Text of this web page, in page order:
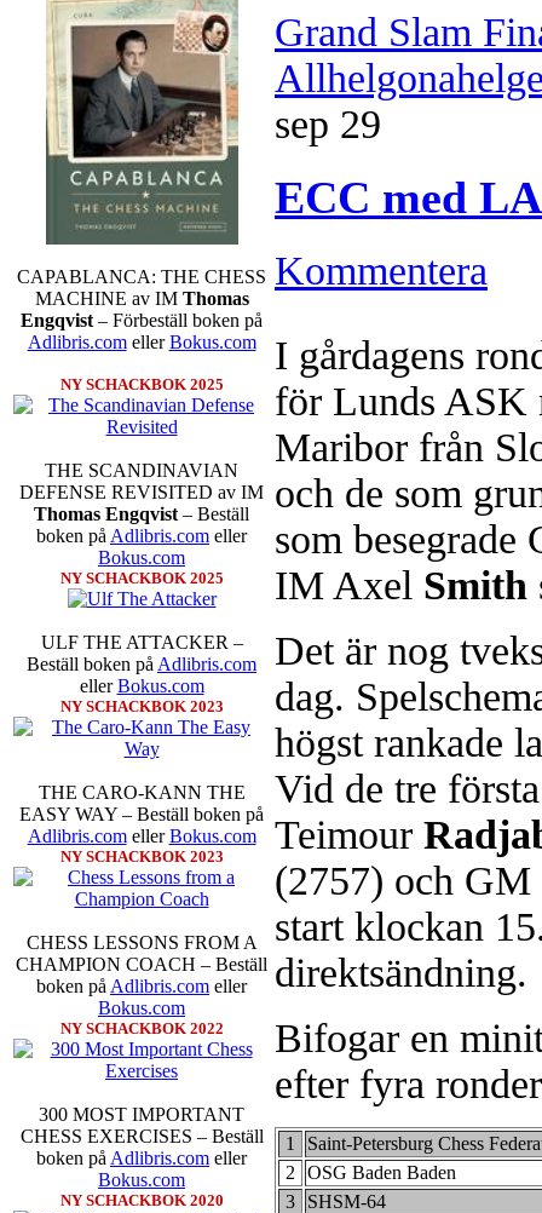
CAPABLANCA: THE CHESS
MACHINE av IM Thomas
Engqvist – Förbeställ boken på
Adlibris.comellerBokus.com
NY SCHACKBOK 2025
THE SCANDINAVIAN
DEFENSE REVISITED av IM
Thomas Engqvist – Beställ
boken på Adlibris.com eller
Bokus.com
NY SCHACKBOK 2025
ULF THE ATTACKER –
Beställ boken på Adlibris.com
ellerBokus.com
NY SCHACKBOK 2023
THE CARO-KANN THE
EASY WAY – Beställ boken på
Adlibris.comellerBokus.com
NY SCHACKBOK 2023
CHESS LESSONS FROM A
CHAMPION COACH – Beställ
boken på Adlibris.com eller
Bokus.com
NY SCHACKBOK 2022
300 MOST IMPORTANT
CHESS EXERCISES – Beställ
boken på Adlibris.com eller
Bokus.com
NY SCHACKBOK 2020
Grand Slam
sep 29
ECC med
Kommentera
I gårdagens
för Lunds ASK
Maribor från
och de som
som
IM Axel Smith
Det är nog
dag.
högst rankade
Vid de tre
Teimour
(2757) och
start klockan
direktsändning.
Bifogar en
efter fyra
1
Saint-Petersburg Chess
2
OSG Baden Baden
3
SHSM-64